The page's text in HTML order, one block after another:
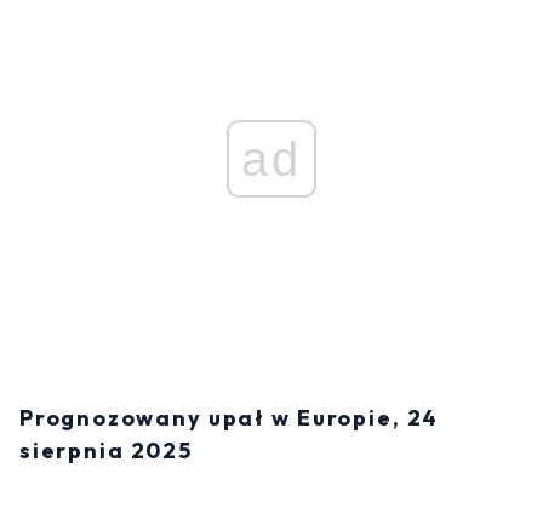
ad
Prognozowany upał w Europie, 24
sierpnia 2025